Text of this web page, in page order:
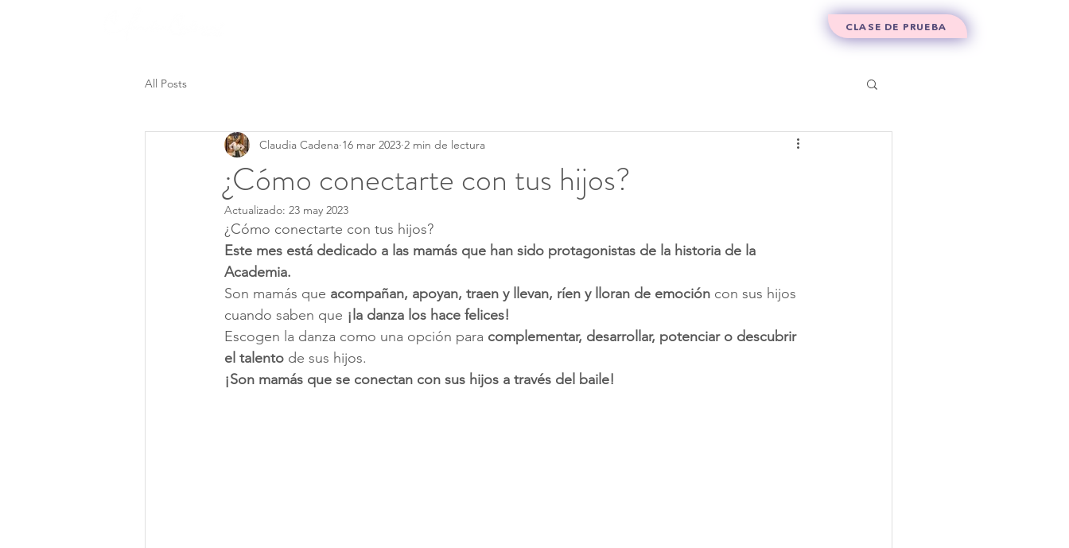
CLASE DE PRUEBA
All Posts
¿Cómo conectarte con tus hijos?
Claudia Cadena 16 mar 2023 2 min de lectura
Actualizado: 23 may 2023
¿Cómo conectarte con tus hijos?
Este mes está dedicado a las mamás que han sido protagonistas de la historia de la
Academia.
Son mamás que acompañan, apoyan, traen y llevan, ríen y lloran de emoción con sus hijos
cuando saben que ¡la danza los hace felices!
Escogen la danza como una opción para complementar, desarrollar, potenciar o descubrir
el talento de sus hijos.
¡Son mamás que se conectan con sus hijos a través del baile!